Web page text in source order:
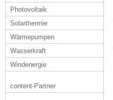
Photovoltaik
Solarthermie
Wärmepumpen
Wasserkraft
Windenergie
content-Partner